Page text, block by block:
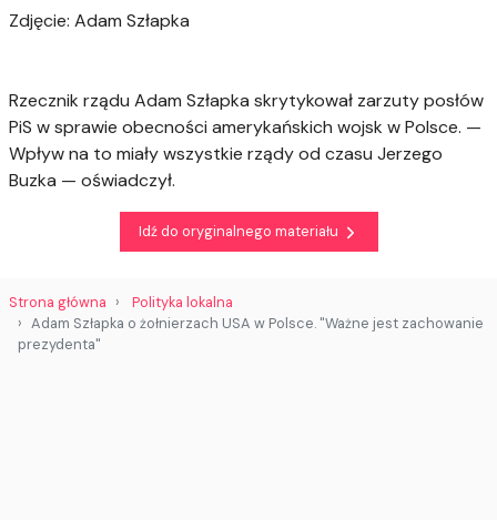
Zdjęcie: Adam Szłapka
Rzecznik rządu Adam Szłapka skrytykował zarzuty posłów
PiS w sprawie obecności amerykańskich wojsk w Polsce. —
Wpływ na to miały wszystkie rządy od czasu Jerzego
Buzka — oświadczył.
Idź do oryginalnego materiału
Strona główna
Polityka lokalna
Adam Szłapka o żołnierzach USA w Polsce. "Ważne jest zachowanie
prezydenta"